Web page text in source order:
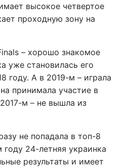
высокое четвертое
проходную зону на
– хорошо знакомое
уже становилась его
году. А в 2019-м – играла
принимала участие в
м – не вышла из
не попадала в топ-8
году 24-летняя украинка
результаты и имеет